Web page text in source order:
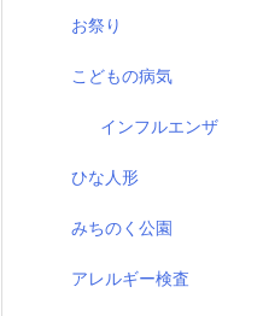
お祭り
こどもの病気
インフルエンザ
ひな人形
みちのく公園
アレルギー検査